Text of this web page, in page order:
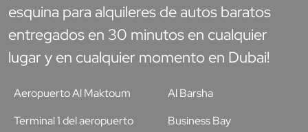
esquina para alquileres de autos baratos
entregados en 30 minutos en cualquier
lugar y en cualquier momento en Dubai!
Aeropuerto Al Maktoum
Terminal 1 del aeropuerto
Al Barsha
Business Bay